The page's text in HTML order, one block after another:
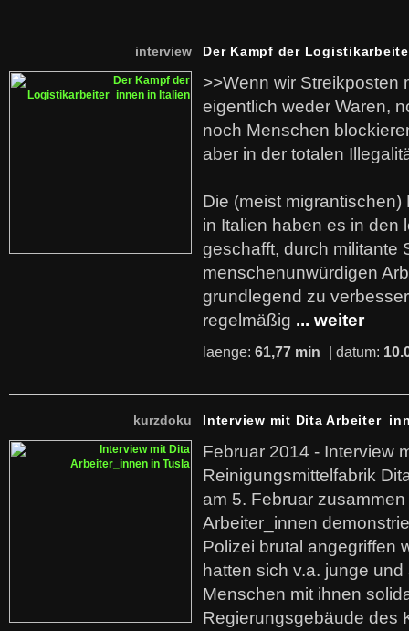
interview Der Kampf der
>>Wenn wir Streikposten
eigentlich weder Waren,
noch Menschen
aber in der totalen
Die (meist
in Italien haben es in den
geschafft, durch militante
menschenunwürdigen
grundlegend zu
regelmäßig ... weiter
laenge: 61,77 min | datum:
kurzdoku Interview mit Dita
Februar 2014 - Interview
Reinigungsmittelfabrik
am 5. Februar
Arbeiter_innen
Polizei brutal angegriffen
hatten sich v.a. junge
Menschen mit ihnen
Regierungsgebäude des